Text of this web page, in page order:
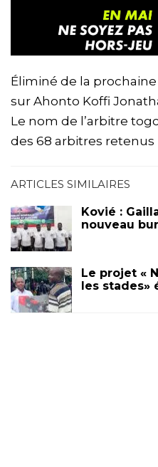
Éliminé de la
sur Ahonto Koffi
Le nom de l’arbitre
des 68 arbitres
ARTICLES SIMILAIRES
Kovié :
nouveau
Le projet «
les stades»